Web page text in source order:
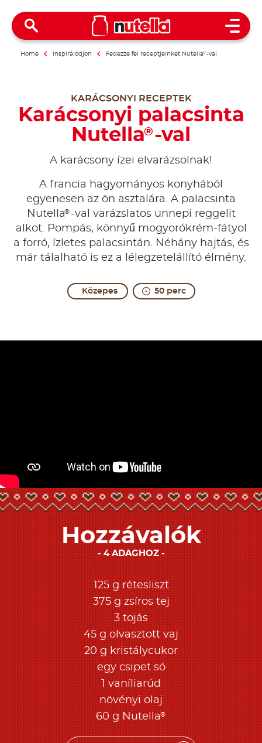
Open
Home Inspirálódjon Fedezze fel receptjeinket Nutella®-val
KARÁCSONYI RECEPTEK
Karácsonyi palacsinta
Nutella® -val
A karácsony ízei elvarázsolnak!
A francia hagyományos konyhából
egyenesen az ön asztalára. A palacsinta
Nutella® -val varázslatos ünnepi reggelit
alkot. Pompás, könnyű mogyorókrém-fátyol
a forró, ízletes palacsintán. Néhány hajtás, és
már tálalható is ez a lélegzetelállító élmény.
Közepes 50 perc
Hozzávalók
4 ADAGHOZ
125 g rétesliszt
375 g zsíros tej
3 tojás
45 g olvasztott vaj
20 g kristálycukor
egy csipet só
1 vaníliarúd
növényi olaj
60 g Nutella®